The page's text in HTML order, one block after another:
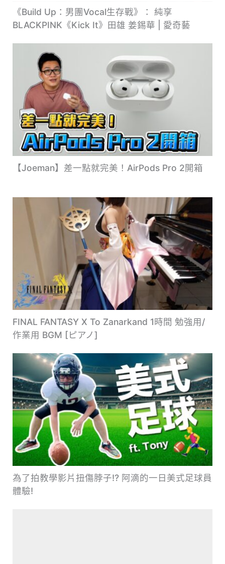
《Build Up：男團Vocal生存戰》： 純享
BLACKPINK《Kick It》田雄 姜錫華 | 愛奇藝
【Joeman】差一點就完美！AirPods Pro 2開箱
FINAL FANTASY X To Zanarkand 1時間 勉強用/
作業用 BGM [ピアノ]
為了拍教學影片扭傷脖子!? 阿滴的一日美式足球員
體驗!